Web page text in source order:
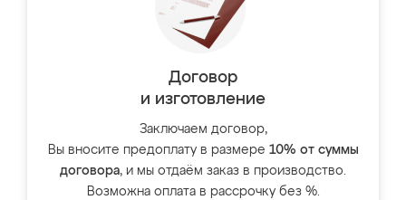
Договор
и изготовление
Заключаем договор,
Вы вносите предоплату в размере 10% от суммы
договора, и мы отдаём заказ в производство.
Возможна оплата в рассрочку без %.